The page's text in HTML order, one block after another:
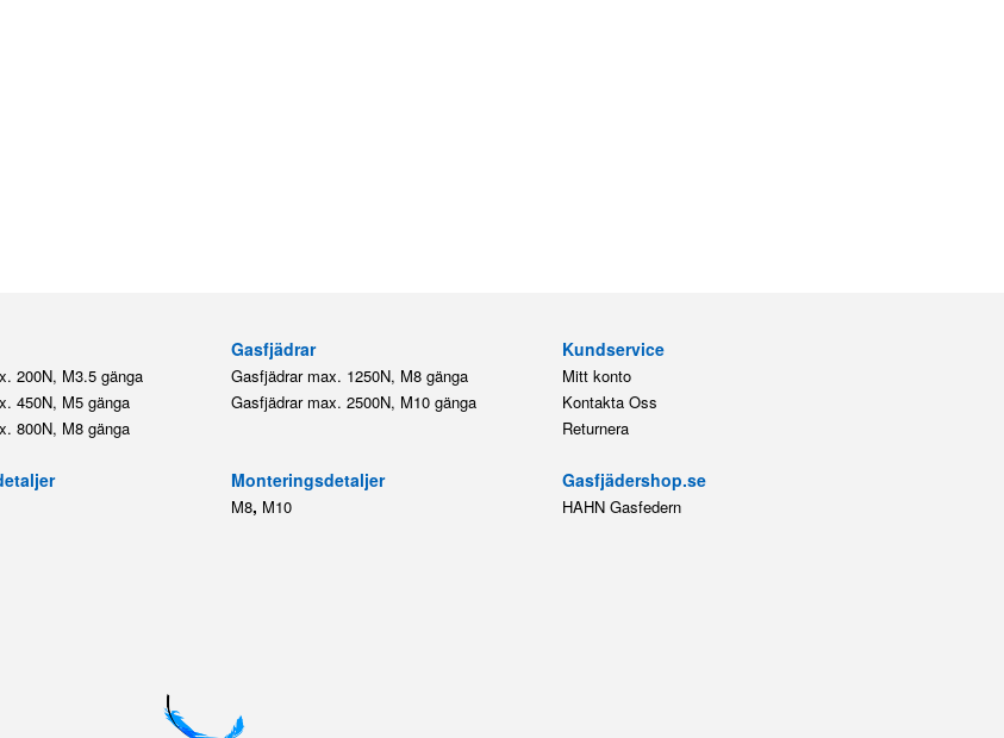
200N, M3.5 gänga
450N, M5 gänga
800N, M8 gänga
Gasfjädrar
Gasfjädrar max. 1250N, M8 gänga
Gasfjädrar max. 2500N, M10 gänga
Monteringsdetaljer
M8, M10
Kundservice
Mitt konto
Kontakta Oss
Returnera
Gasfjädershop.se
HAHN Gasfedern